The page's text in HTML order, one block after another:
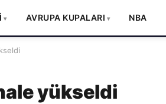
AVRUPA KUPALARI NBA
yükseldi